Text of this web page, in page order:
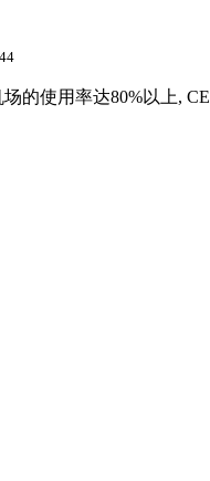
使用率达80%以上,